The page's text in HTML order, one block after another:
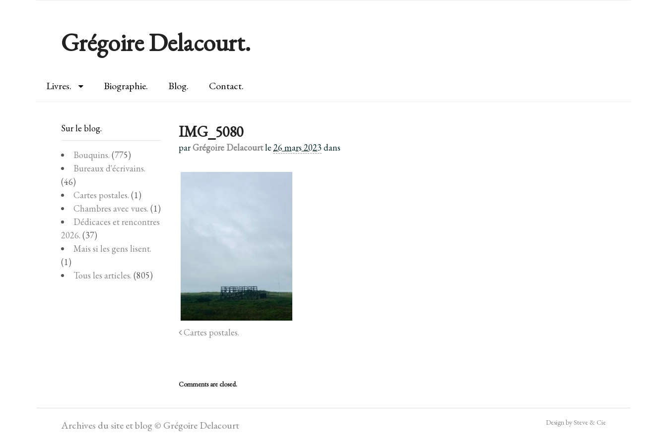
Grégoire Delacourt.
Livres. Biographie. Blog. Contact.
IMG_5080
parGrégoire Delacourtle 26 mars 2023dans
Cartes postales.
Comments are closed.
Sur le blog.
Bouquins. (775)
Bureaux d'écrivains.
(46)
Cartes postales. (1)
Chambres avec vues. (1)
Dédicaces et rencontres
2026. (37)
Mais si les gens lisent.
(1)
Tous les articles. (805)
Archives du site et blog © Grégoire Delacourt Design by Steve & Cie